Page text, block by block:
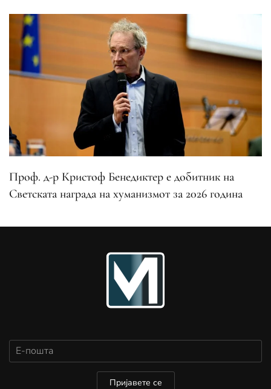
Проф. д-р Кристоф Бенедиктер е добитник на
Светската награда на хуманизмот за 2026 година
Пријавете се